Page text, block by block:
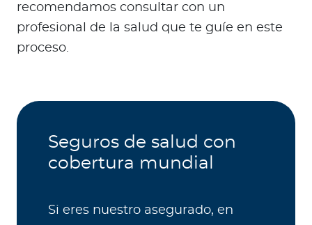
recomendamos consultar con un
profesional de la salud que te guíe en este
proceso.
Seguros de salud con
cobertura mundial
Si eres nuestro asegurado, en